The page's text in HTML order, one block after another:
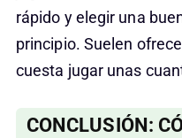
rápido y elegir una
principio. Suelen
cuesta jugar unas
CONCLUSIÓN: